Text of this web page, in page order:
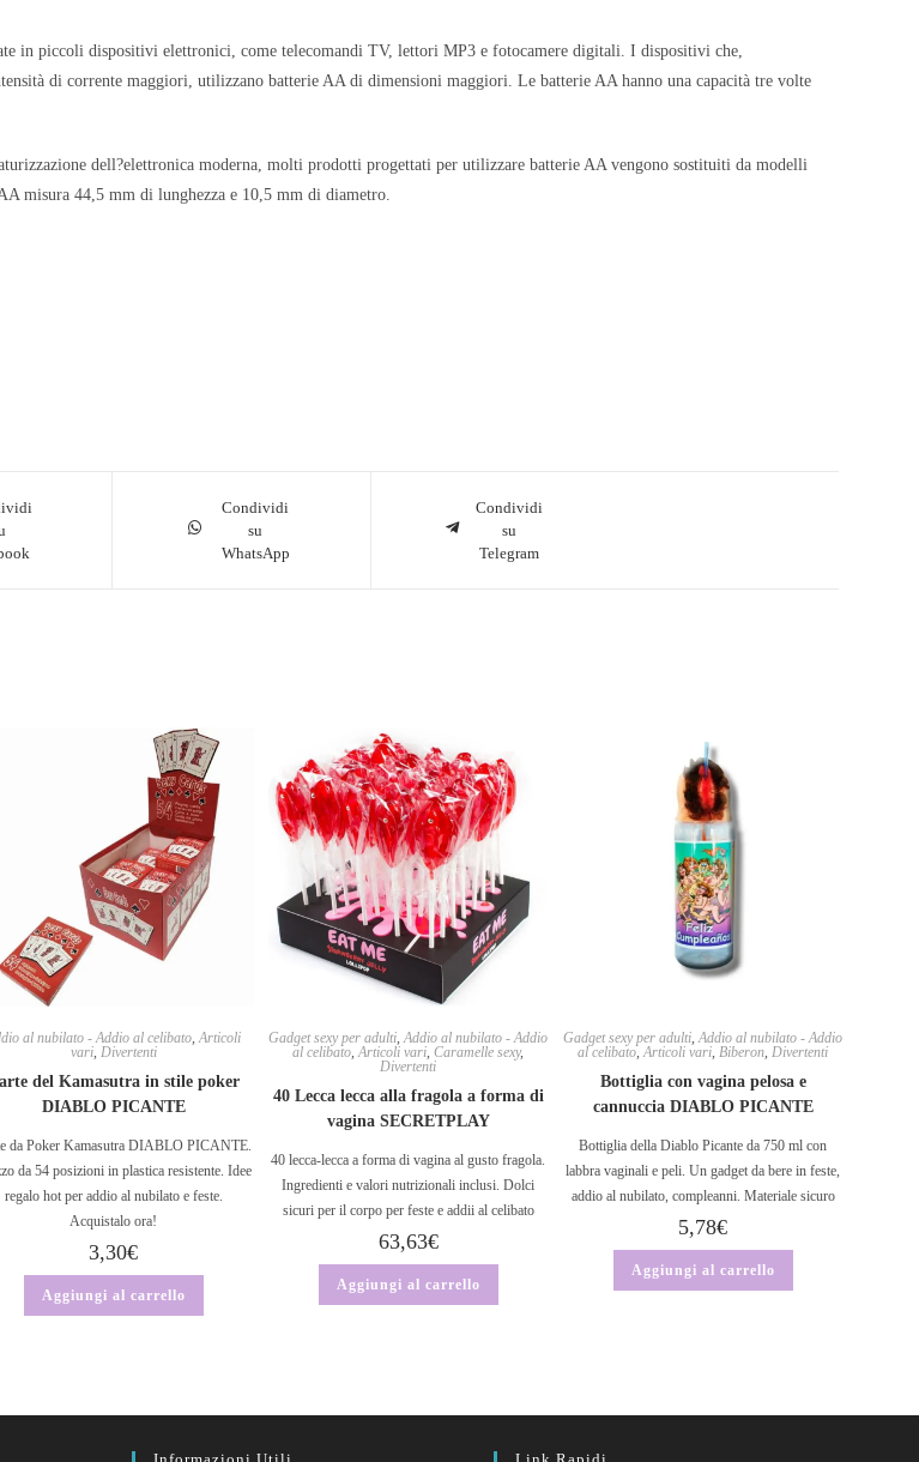
in piccoli dispositivi elettronici, come telecomandi TV, lettori MP3 e fotocamere digitali. I dispositivi che,
di corrente maggiori, utilizzano batterie AA di dimensioni maggiori. Le batterie AA hanno una capacità tre volte
dell?elettronica moderna, molti prodotti progettati per utilizzare batterie AA vengono sostituiti da modelli
misura 44,5 mm di lunghezza e 10,5 mm di diametro.
Condividi
su
WhatsApp
Condividi
su
Telegram
al nubilato - Addio al celibato,Articoli
vari, Divertenti
del Kamasutra in stile poker
DIABLO PICANTE
da Poker Kamasutra DIABLO PICANTE.
da 54 posizioni in plastica resistente. Idee
regalo hot per addio al nubilato e feste.
Acquistalo ora!
3,30€
Aggiungi al carrello
Gadget sexy per adulti,Addio al nubilato - Addio
al celibato,Articoli vari,Caramelle sexy,
Divertenti
40 Lecca lecca alla fragola a forma di
vagina SECRETPLAY
40 lecca-lecca a forma di vagina al gusto fragola.
Ingredienti e valori nutrizionali inclusi. Dolci
sicuri per il corpo per feste e addii al celibato
63,63€
Aggiungi al carrello
Gadget sexy per adulti,Addio al nubilato - Addio
al celibato,Articoli vari,Biberon,Divertenti
Bottiglia con vagina pelosa e
cannuccia DIABLO PICANTE
Bottiglia della Diablo Picante da 750 ml con
labbra vaginali e peli. Un gadget da bere in feste,
addio al nubilato, compleanni. Materiale sicuro
5,78€
Aggiungi al carrello